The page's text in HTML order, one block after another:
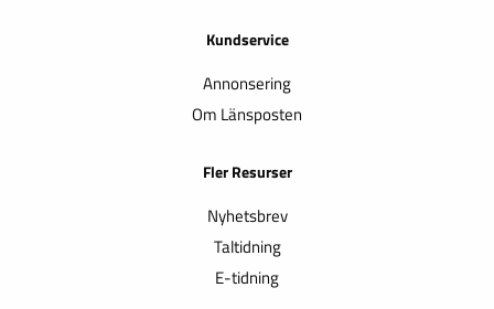
Kundservice
Annonsering
Om Länsposten
Fler Resurser
Nyhetsbrev
Taltidning
E-tidning